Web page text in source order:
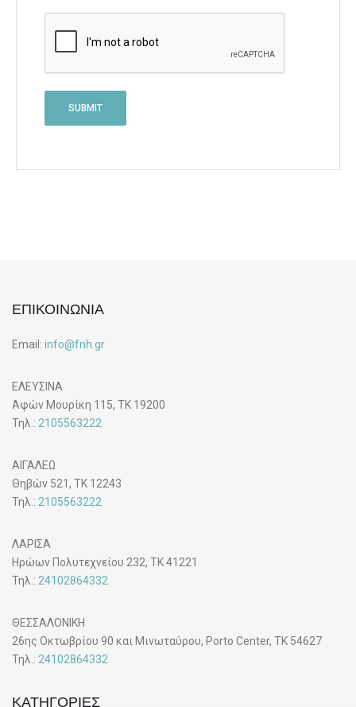
ΕΠΙΚΟΙΝΩΝΙΑ
Email: info@fnh.gr
ΕΛΕΥΣΙΝΑ
Αφών Μουρίκη 115, ΤΚ 19200
Τηλ.: 2105563222
ΑΙΓΑΛΕΩ
Θηβών 521, ΤΚ 12243
Τηλ.: 2105563222
ΛΑΡΙΣΑ
Ηρώων Πολυτεχνείου 232, ΤΚ 41221
Τηλ.: 24102864332
ΘΕΣΣΑΛΟΝΙΚΗ
26ης Οκτωβρίου 90 και Μινωταύρου, Porto Center, ΤΚ 54627
Τηλ.: 24102864332
ΚΑΤΗΓΟΡΙΕΣ